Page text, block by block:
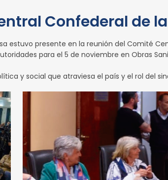
Confederal de
estuvo presente en la reunión del Comité
para el 5 de noviembre en Obras
y social que atraviesa el país y el rol del